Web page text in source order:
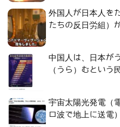
外国人が日本人を
たちの反日労組）
中国人は、日本が
（うら）むという
宇宙太陽光発電（
ロ波で地上に送電